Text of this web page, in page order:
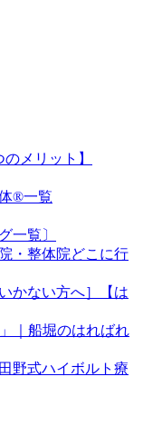
メリット】
®︎一覧
一覧〕
・整体院どこに行
かない方へ］【は
｜船堀のはればれ
野式ハイボルト療